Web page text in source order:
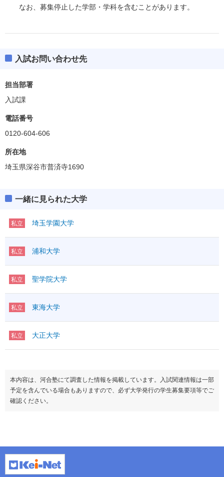
なお、募集停止した学部・学科を含むことがあります。
入試お問い合わせ先
担当部署
入試課
電話番号
0120-604-606
所在地
埼玉県深谷市普済寺1690
一緒に見られた大学
私立 埼玉学園大学
私立 浦和大学
私立 聖学院大学
私立 東海大学
私立 大正大学
本内容は、河合塾にて調査した情報を掲載しています。入試関連情報は一部
予定を含んでいる場合もありますので、必ず大学発行の学生募集要項等でご
確認ください。